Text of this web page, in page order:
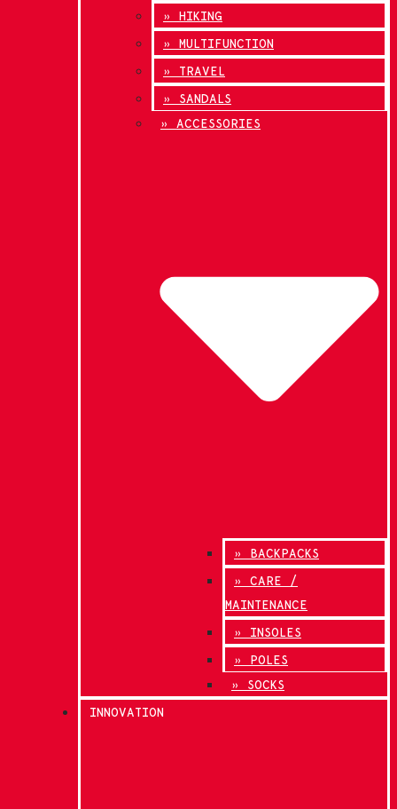
» HIKING
» MULTIFUNCTION
» TRAVEL
» SANDALS
» ACCESSORIES
» BACKPACKS
» CARE /
MAINTENANCE
» INSOLES
» POLES
» SOCKS
INNOVATION